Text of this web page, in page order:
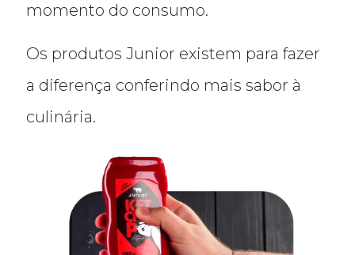
momento do consumo.
Os produtos Junior existem para fazer
a diferença conferindo mais sabor à
culinária.